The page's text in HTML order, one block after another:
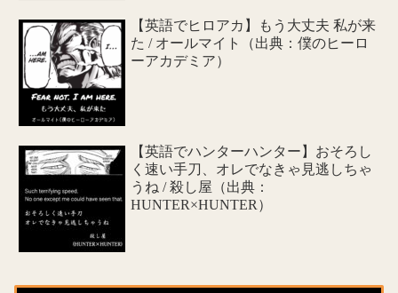
【英語でヒロアカ】もう大丈夫 私が来
た / オールマイト（出典：僕のヒーロ
ーアカデミア）
【英語でハンターハンター】おそろし
く速い手刀、オレでなきゃ見逃しちゃ
うね / 殺し屋（出典：
HUNTER×HUNTER）